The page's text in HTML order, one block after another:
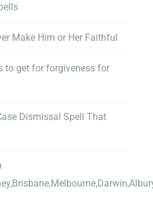
Make Him or Her Faithful
to get for forgiveness for
Dismissal Spell That